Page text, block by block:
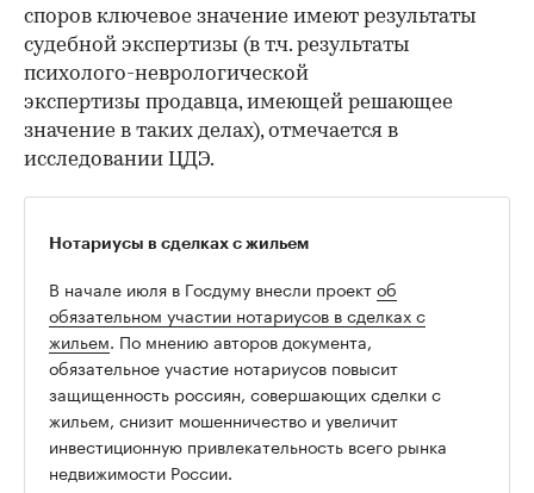
споров ключевое значение имеют результаты
судебной экспертизы (в т.ч. результаты
психолого-неврологической
экспертизы продавца, имеющей решающее
значение в таких делах), отмечается в
исследовании ЦДЭ.
Нотариусы в сделках с жильем
В начале июля в Госдуму внесли проектоб
обязательном участии нотариусов в сделках с
жильем. По мнению авторов документа,
обязательное участие нотариусов повысит
защищенность россиян, совершающих сделки с
жильем, снизит мошенничество и увеличит
инвестиционную привлекательность всего рынка
недвижимости России.